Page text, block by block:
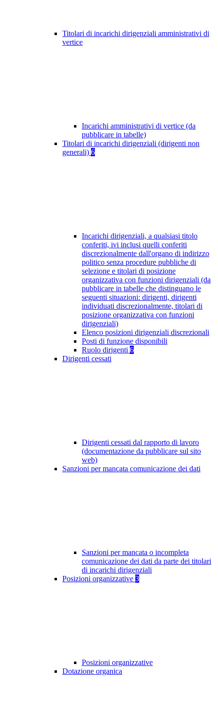
Titolari di incarichi dirigenziali amministrativi di
vertice
Incarichi amministrativi di vertice (da
pubblicare in tabelle)
Titolari di incarichi dirigenziali (dirigenti non
generali) 6
Incarichi dirigenziali, a qualsiasi titolo
conferiti, ivi inclusi quelli conferiti
discrezionalmente dall'organo di indirizzo
politico senza procedure pubbliche di
selezione e titolari di posizione
organizzativa con funzioni dirigenziali (da
pubblicare in tabelle che distinguano le
seguenti situazioni: dirigenti, dirigenti
individuati discrezionalmente, titolari di
posizione organizzativa con funzioni
dirigenziali)
Elenco posizioni dirigenziali discrezionali
Posti di funzione disponibili
Ruolo dirigenti 6
Dirigenti cessati
Dirigenti cessati dal rapporto di lavoro
(documentazione da pubblicare sul sito
web)
Sanzioni per mancata comunicazione dei dati
Sanzioni per mancata o incompleta
comunicazione dei dati da parte dei titolari
di incarichi dirigenziali
Posizioni organizzative 3
Posizioni organizzative
Dotazione organica